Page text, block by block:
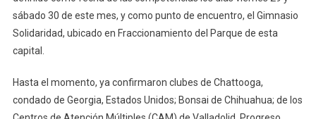
sábado 30 de este mes, y como punto de encuentro, el Gimnasio
Solidaridad, ubicado en Fraccionamiento del Parque de esta
capital.
Hasta el momento, ya confirmaron clubes de Chattooga,
condado de Georgia, Estados Unidos; Bonsai de Chihuahua; de los